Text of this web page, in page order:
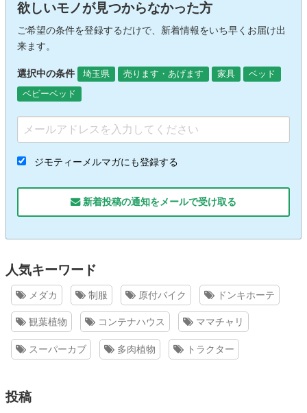
欲しいモノが見つからなかった方
ご希望の条件を登録するだけで、新着情報をいち早くお届け出
来ます。
選択中の条件 埼玉県 売ります・あげます 家具
ベッド
ベビーベッド
ジモティーメルマガにも登録する
新着投稿の通知をメールで受け取る
人気キーワード
メダカ 制服 原付バイク ドンキホーテ
観葉植物 コンテナハウス ママチャリ
スーパーカブ 多肉植物 トラクター
投稿